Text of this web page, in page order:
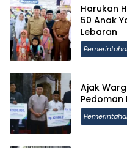
Harukan
50 Anak
Lebaran
Ajak
Pedoman